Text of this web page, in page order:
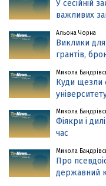
У сесійній
важливих
Альона Чорна
Виклики для
грантів,
Микола
Куди щезли
Микола
Фіякри і
час
Микола
Про
державний